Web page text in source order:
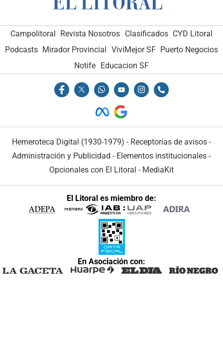
Campolitoral Revista Nosotros Clasificados CYD Litoral
Podcasts Mirador Provincial VivíMejor SF Puerto Negocios
Notife Educacion SF
Hemeroteca Digital (1930-1979) - Receptorías de avisos -
Administración y Publicidad - Elementos institucionales -
Opcionales con El Litoral - MediaKit
El Litoral es miembro de:
En Asociación con: